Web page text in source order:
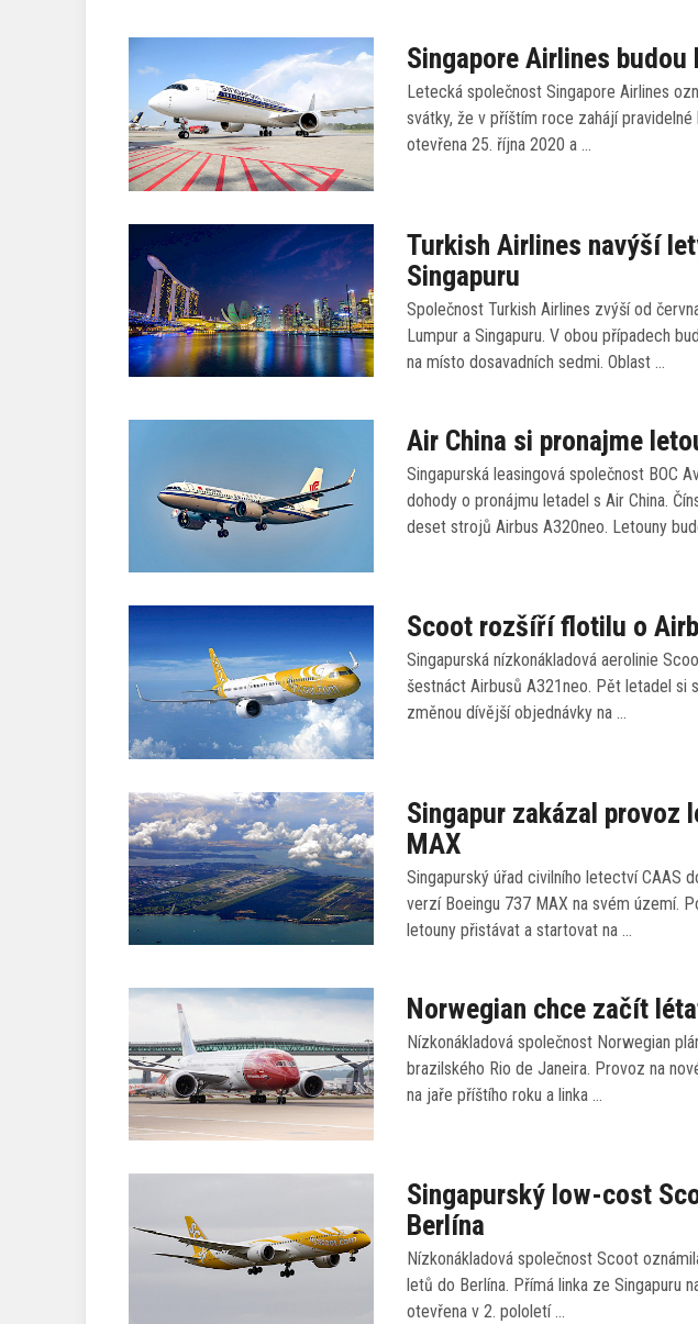
Singapore Airlines
Letecká společnost Singapore Airlines
svátky, že v příštím roce zahájí
otevřena 25. října 2020 a …
Turkish Airlines navýší
Singapuru
Společnost Turkish Airlines zvýší od
Lumpur a Singapuru. V obou případech
na místo dosavadních sedmi. Oblast …
Air China si pronajme
Singapurská leasingová společnost BOC
dohody o pronájmu letadel s Air China.
deset strojů Airbus A320neo. Letouny
Scoot rozšíří flotilu o
Singapurská nízkonákladová aerolinie
šestnáct Airbusů A321neo. Pět letadel si
změnou dívější objednávky na …
Singapur zakázal provoz
MAX
Singapurský úřad civilního letectví CAAS
verzí Boeingu 737 MAX na svém území.
letouny přistávat a startovat na …
Norwegian chce začít
Nízkonákladová společnost Norwegian
brazilského Rio de Janeira. Provoz na
na jaře příštího roku a linka …
Singapurský low-cost
Berlína
Nízkonákladová společnost Scoot
letů do Berlína. Přímá linka ze Singapuru
otevřena v 2. pololetí …